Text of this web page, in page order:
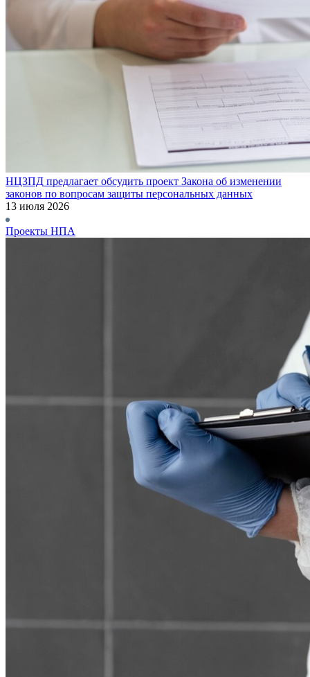
НЦЗПД предлагает обсудить проект Закона об изменении
законов по вопросам защиты персональных данных
13 июля 2026
Проекты НПА